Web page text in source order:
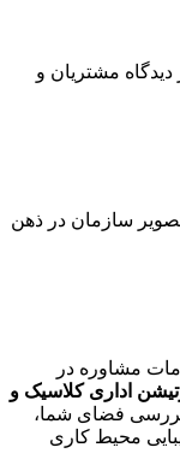
مشتریان و
سازمان در ذهن
مشاوره در
اداری کلاسیک و
بررسی فضای شما،
محیط کاری